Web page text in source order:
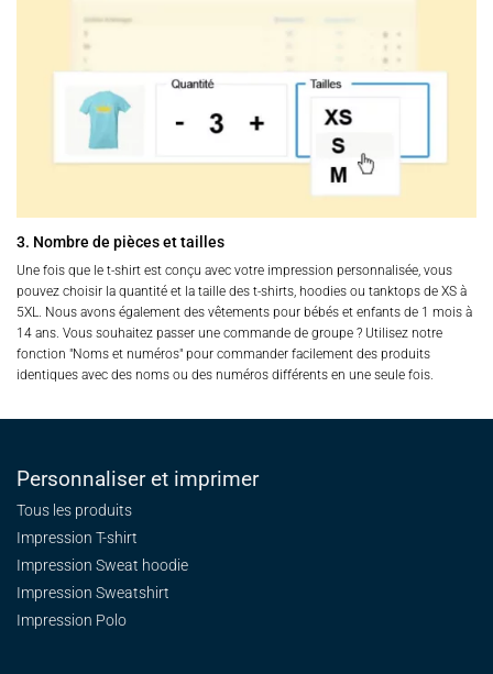
3. Nombre de pièces et tailles
Une fois que le t-shirt est conçu avec votre impression personnalisée, vous
pouvez choisir la quantité et la taille des t-shirts, hoodies ou tanktops de XS à
5XL. Nous avons également des vêtements pour bébés et enfants de 1 mois à
14 ans. Vous souhaitez passer une commande de groupe ? Utilisez notre
fonction "Noms et numéros" pour commander facilement des produits
identiques avec des noms ou des numéros différents en une seule fois.
Personnaliser et imprimer
Tous les produits
Impression T-shirt
Impression Sweat hoodie
Impression Sweatshirt
Impression Polo